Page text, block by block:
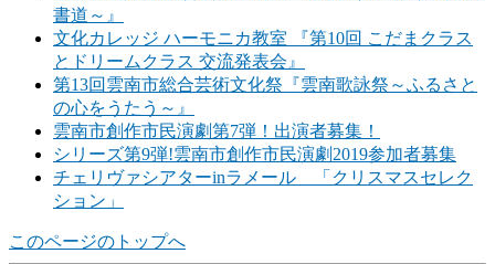
書道～』
文化カレッジ ハーモニカ教室 『第10回 こだまクラス
とドリームクラス 交流発表会』
第13回雲南市総合芸術文化祭『雲南歌詠祭～ふるさと
の心をうたう～』
雲南市創作市民演劇第7弾！出演者募集！
シリーズ第9弾!雲南市創作市民演劇2019参加者募集
チェリヴァシアターinラメール 「クリスマスセレク
ション」
このページのトップへ